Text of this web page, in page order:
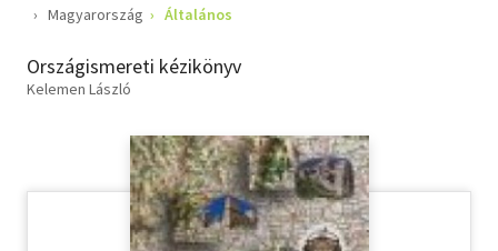
Gyermek- és ifjúsági
Hobbi, szabadidő
Magyarország
Általános
Országismereti kézikönyv
Kelemen László